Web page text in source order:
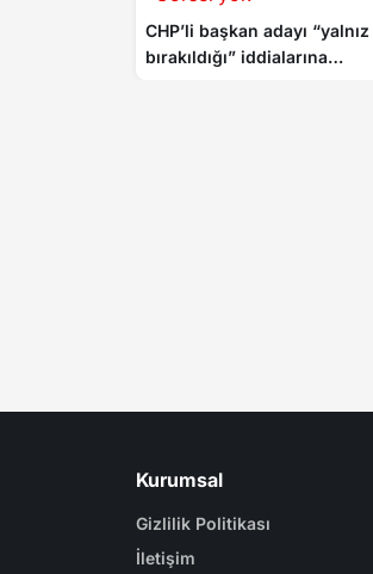
CHP’li başkan adayı “yalnız
bırakıldığı” iddialarına
Kurumsal
Gizlilik Politikası
İletişim